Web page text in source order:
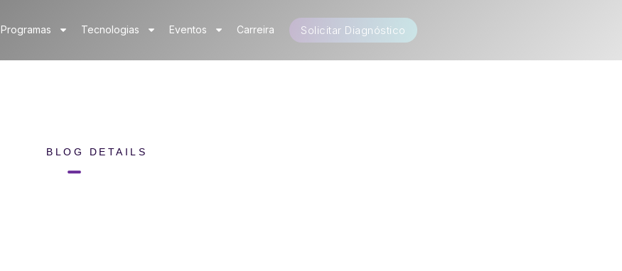
Programas Tecnologias Eventos Carreira Solicitar Diagnóstico
BLOG DETAILS